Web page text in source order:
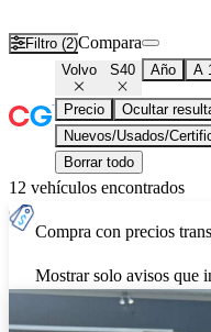
Filtro (2)Compara
Volvo S40 Año A
Precio Ocultar
Nuevos/Usados/
Borrar todo
12 vehículos encontrados
Compra con precios
Mostrar solo avisos que